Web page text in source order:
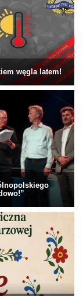
węgla latem!